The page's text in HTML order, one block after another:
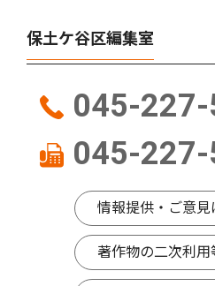
保土ケ谷区編集室
045-
045-227-
情報提供・ご意見
著作物の二次利用